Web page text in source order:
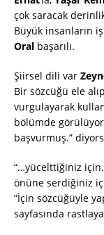
çok saracak
Büyük insanların
Oral başarılı.
Şiirsel dili var
Bir sözcüğü ele
vurgulayarak
bölümde
başvurmuş.”
“…yücelttiğiniz
önüne serdiğiniz
“İçin sözcüğüyle
sayfasında